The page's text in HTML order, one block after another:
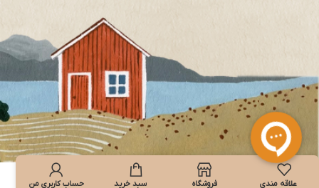
علاقه مندی فروشگاه سبد خرید حساب کاربری من